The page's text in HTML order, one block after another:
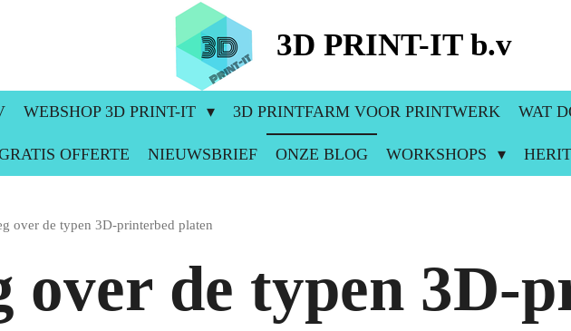
3D PRINT-IT b.v
WEBSHOP 3D PRINT-IT 3D PRINTFARM VOOR PRINTWERK WAT
OFFERTE NIEUWSBRIEF ONZE BLOG WORKSHOPS
over de typen 3D-printerbed platen
over de typen 3D-